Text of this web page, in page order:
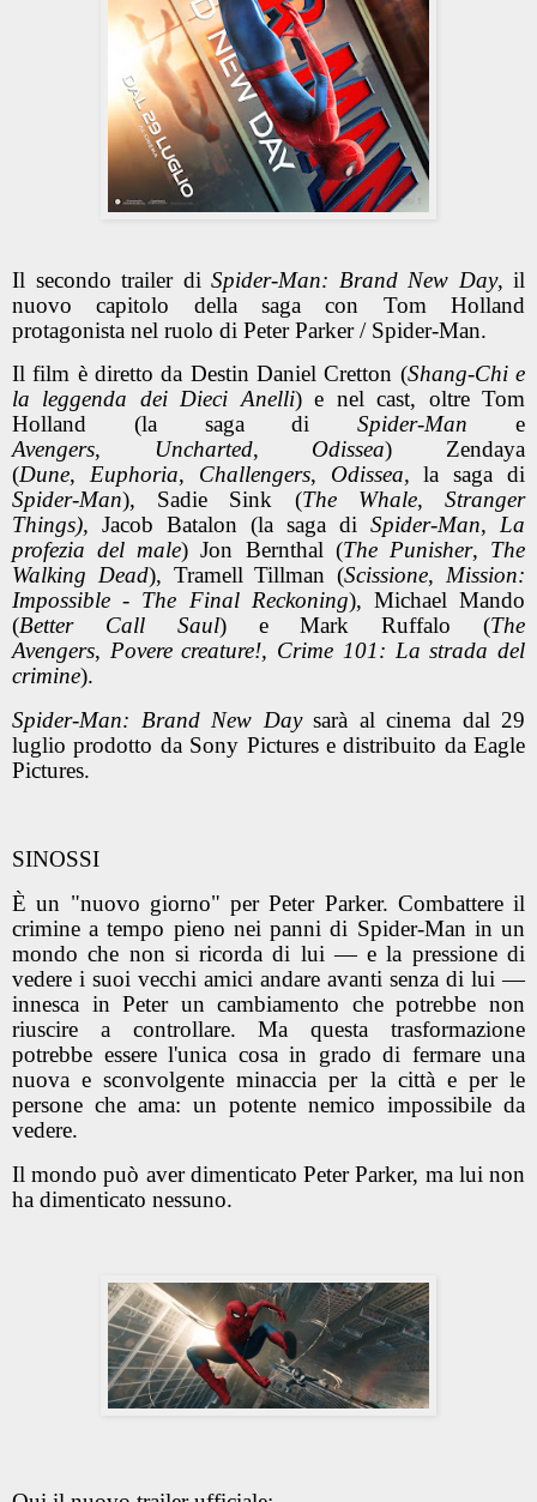
Il secondo trailer di Spider-Man: Brand New Day, il
nuovo capitolo della saga con Tom Holland
protagonista nel ruolo di Peter Parker / Spider-Man.
Il film è diretto da Destin Daniel Cretton (Shang-Chi e
la leggenda dei Dieci Anelli) e nel cast, oltre Tom
Holland (la saga diSpider-Man e
Avengers, Uncharted, Odissea) Zendaya
(Dune, Euphoria, Challengers, Odissea, la saga di
Spider-Man), Sadie Sink (The Whale,Stranger
Things), Jacob Batalon (la saga di Spider-Man, La
profezia del male) Jon Bernthal (The Punisher, The
Walking Dead), Tramell Tillman (Scissione,Mission:
Impossible - The Final Reckoning), Michael Mando
(Better Call Saul) e Mark Ruffalo (The
Avengers, Povere creature!, Crime 101: La strada del
crimine).
Spider-Man: Brand New Daysarà al cinema dal 29
luglio prodotto da Sony Pictures e distribuito da Eagle
Pictures.
SINOSSI
È un "nuovo giorno" per Peter Parker. Combattere il
crimine a tempo pieno nei panni di Spider-Man in un
mondo che non si ricorda di lui — e la pressione di
vedere i suoi vecchi amici andare avanti senza di lui —
innesca in Peter un cambiamento che potrebbe non
riuscire a controllare. Ma questa trasformazione
potrebbe essere l'unica cosa in grado di fermare una
nuova e sconvolgente minaccia per la città e per le
persone che ama: un potente nemico impossibile da
vedere.
Il mondo può aver dimenticato Peter Parker, ma lui non
ha dimenticato nessuno.